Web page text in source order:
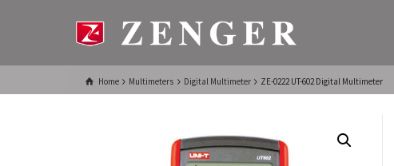
Home Multimeters Digital Multimeter ZE-0222 UT-602 Digital Multimeter